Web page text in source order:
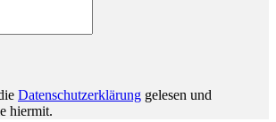
Datenschutzerklärung gelesen und
hiermit.